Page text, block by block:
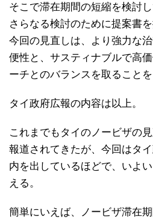
そこで滞在期間の短縮を検討し
さらなる検討のために提案書を
今回の見直しは、より強力な
便性と、サスティナブルで高
ーチとのバランスを取ることを
タイ政府広報の内容は以上。
これまでもタイのノービザの
報道されてきたが、今回はタ
内を出しているほどで、いよ
える。
簡単にいえば、ノービザ滞在